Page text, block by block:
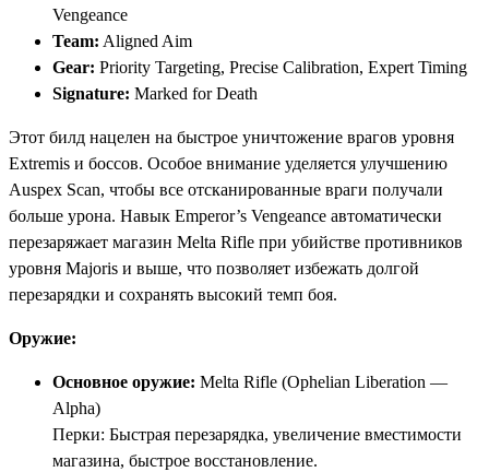
Vengeance
Team: Aligned Aim
Gear: Priority Targeting, Precise Calibration, Expert Timing
Signature: Marked for Death
Этот билд нацелен на быстрое уничтожение врагов уровня
Extremis и боссов. Особое внимание уделяется улучшению
Auspex Scan, чтобы все отсканированные враги получали
больше урона. Навык Emperor’s Vengeance автоматически
перезаряжает магазин Melta Rifle при убийстве противников
уровня Majoris и выше, что позволяет избежать долгой
перезарядки и сохранять высокий темп боя.
Оружие:
Основное оружие: Melta Rifle (Ophelian Liberation —
Alpha)
Перки: Быстрая перезарядка, увеличение вместимости
магазина, быстрое восстановление.